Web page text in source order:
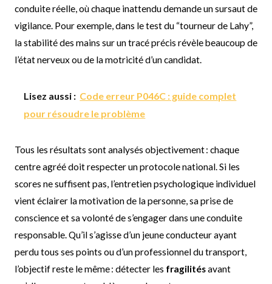
conduite réelle, où chaque inattendu demande un sursaut de
vigilance. Pour exemple, dans le test du “tourneur de Lahy”,
la stabilité des mains sur un tracé précis révèle beaucoup de
l’état nerveux ou de la motricité d’un candidat.
Lisez aussi : Code erreur P046C : guide complet
pour résoudre le problème
Tous les résultats sont analysés objectivement : chaque
centre agréé doit respecter un protocole national. Si les
scores ne suffisent pas, l’entretien psychologique individuel
vient éclairer la motivation de la personne, sa prise de
conscience et sa volonté de s’engager dans une conduite
responsable. Qu’il s’agisse d’un jeune conducteur ayant
perdu tous ses points ou d’un professionnel du transport,
l’objectif reste le même : détecter les fragilitésavant